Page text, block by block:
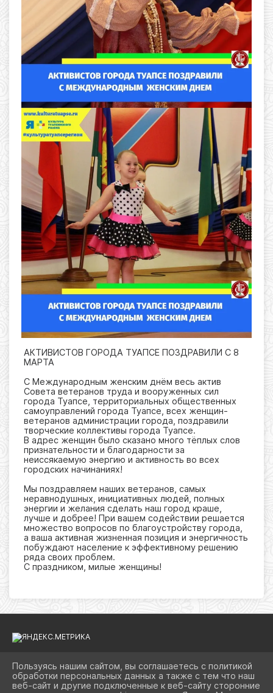
АКТИВИСТОВ ГОРОДА ТУАПСЕ ПОЗДРАВИЛИ С 8
МАРТА
С Международным женским днём весь актив
Совета ветеранов труда и вооруженных сил
города Туапсе, территориальных общественных
самоуправлений города Туапсе, всех женщин-
ветеранов администрации города, поздравили
творческие коллективы города Туапсе.
В адрес женщин было сказано много тёплых слов
признательности и благодарности за
неиссякаемую энергию и активность во всех
городских начинаниях!
Мы поздравляем наших ветеранов, самых
неравнодушных, инициативных людей, полных
энергии и желания сделать наш город краше,
лучше и добрее! При вашем содействии решается
множество вопросов по благоустройству города,
а ваша активная жизненная позиция и энергичность
побуждают население к эффективному решению
ряда своих проблем.
С праздником, милые женщины!
2026 Г. KULTURATUAPSE.RU
ВХОД
Пользуясь нашим сайтом, вы соглашаетесь с политикой
обработки персональных данных а также с тем что наш
веб-сайт и другие подключенные к веб-сайту сторонние